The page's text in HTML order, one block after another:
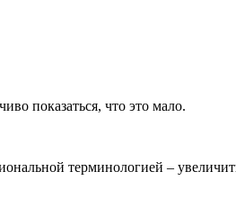
показаться, что это мало.
терминологией –